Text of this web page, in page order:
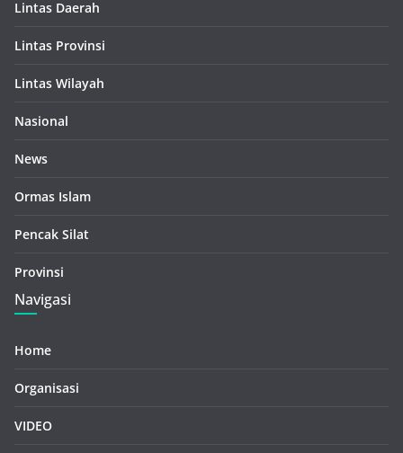
Lintas Daerah
Lintas Provinsi
Lintas Wilayah
Nasional
News
Ormas Islam
Pencak Silat
Provinsi
Navigasi
Home
Organisasi
VIDEO